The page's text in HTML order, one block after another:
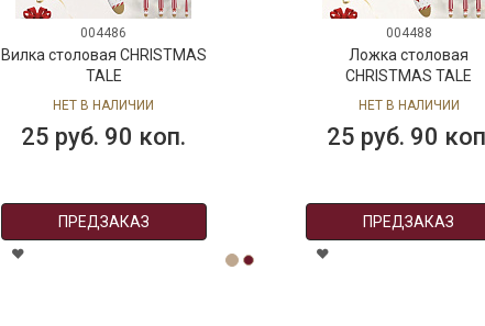
004486
Вилка столовая CHRISTMAS
TALE
НЕТ В НАЛИЧИИ
25 руб. 90 коп.
ПРЕДЗАКАЗ
004488
Ложка столовая
CHRISTMAS TALE
НЕТ В НАЛИЧИИ
25 руб. 90 коп.
ПРЕДЗАКАЗ